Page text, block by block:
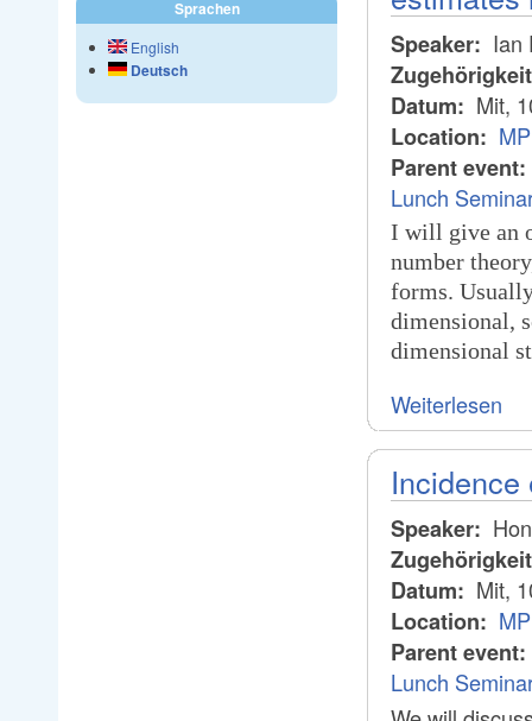
Speaker: Ian
Datum: Mit,
Location:
Parent event:
Lunch
I will give an
number
forms.
dimensional,
dimensional
Weiterlesen
Speaker:
Datum: Mit,
Location:
Parent event:
Lunch
Sprachen
English
Deutsch